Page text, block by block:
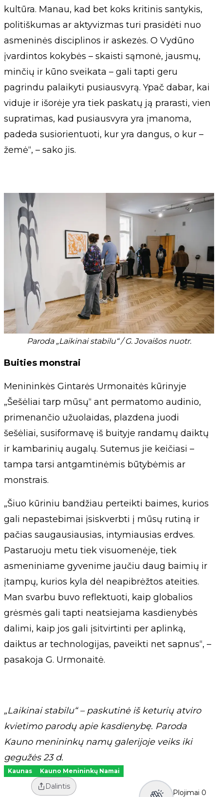
kultūra. Manau, kad bet koks kritinis santykis,
politiškumas ar aktyvizmas turi prasidėti nuo
asmeninės disciplinos ir askezės. O Vydūno
įvardintos kokybės – skaisti sąmonė, jausmų,
minčių ir kūno sveikata – gali tapti geru
pagrindu palaikyti pusiausvyrą. Ypač dabar, kai
viduje ir išorėje yra tiek paskatų ją prarasti, vien
supratimas, kad pusiausvyra yra įmanoma,
padeda susiorientuoti, kur yra dangus, o kur –
žemė“, – sako jis.
Paroda „Laikinai stabilu“ / G. Jovaišos nuotr.
Buities monstrai
Menininkės Gintarės Urmonaitės kūrinyje
„Šešėliai tarp mūsų“ ant permatomo audinio,
primenančio užuolaidas, plazdena juodi
šešėliai, susiformavę iš buityje randamų daiktų
ir kambarinių augalų. Sutemus jie keičiasi –
tampa tarsi antgamtinėmis būtybėmis ar
monstrais.
„Šiuo kūriniu bandžiau perteikti baimes, kurios
gali nepastebimai įsiskverbti į mūsų rutiną ir
pačias saugausiausias, intymiausias erdves.
Pastaruoju metu tiek visuomenėje, tiek
asmeniniame gyvenime jaučiu daug baimių ir
įtampų, kurios kyla dėl neapibrėžtos ateities.
Man svarbu buvo reflektuoti, kaip globalios
grėsmės gali tapti neatsiejama kasdienybės
dalimi, kaip jos gali įsitvirtinti per aplinką,
daiktus ar technologijas, paveikti net sapnus“, –
pasakoja G. Urmonaitė.
„Laikinai stabilu“ – paskutinė iš keturių atviro
kvietimo parodų apie kasdienybę. Paroda
Kauno menininkų namų galerijoje veiks iki
gegužės 23 d.
Kaunas Kauno Menininkų Namai
Dalintis
Plojimai 0